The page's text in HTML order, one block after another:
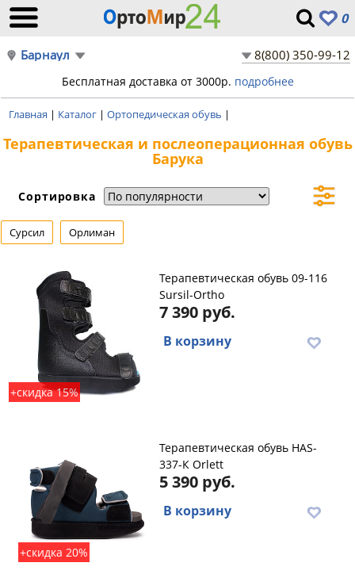
0
Барнаул 8(800) 350-99-12
Бесплатная доставка от 3000р. подробнее
Главная | Каталог | Ортопедическая обувь |
Терапевтическая и послеоперационная обувь
Барука
Сортировка
Сурсил Орлиман
+скидка 15%
Терапевтическая обувь 09-116
Sursil-Ortho
7 390 руб.
В корзину
+скидка 20%
Терапевтическая обувь HAS-
337-К Orlett
5 390 руб.
В корзину